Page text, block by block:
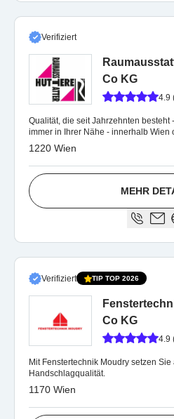
Verifiziert
Co KG
4.9
Qualität, die seit Jahrzehnten besteht
immer in Ihrer Nähe - innerhalb Wien
1220 Wien
MEHR
Verifiziert TIP TOP 2026
Co KG
4.9
Mit Fenstertechnik Moudry setzen
Handschlagqualität.
1170 Wien